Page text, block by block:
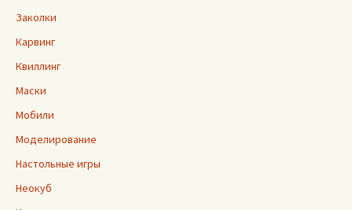
Заколки
Карвинг
Квиллинг
Маски
Мобили
Моделирование
Настольные игры
Неокуб